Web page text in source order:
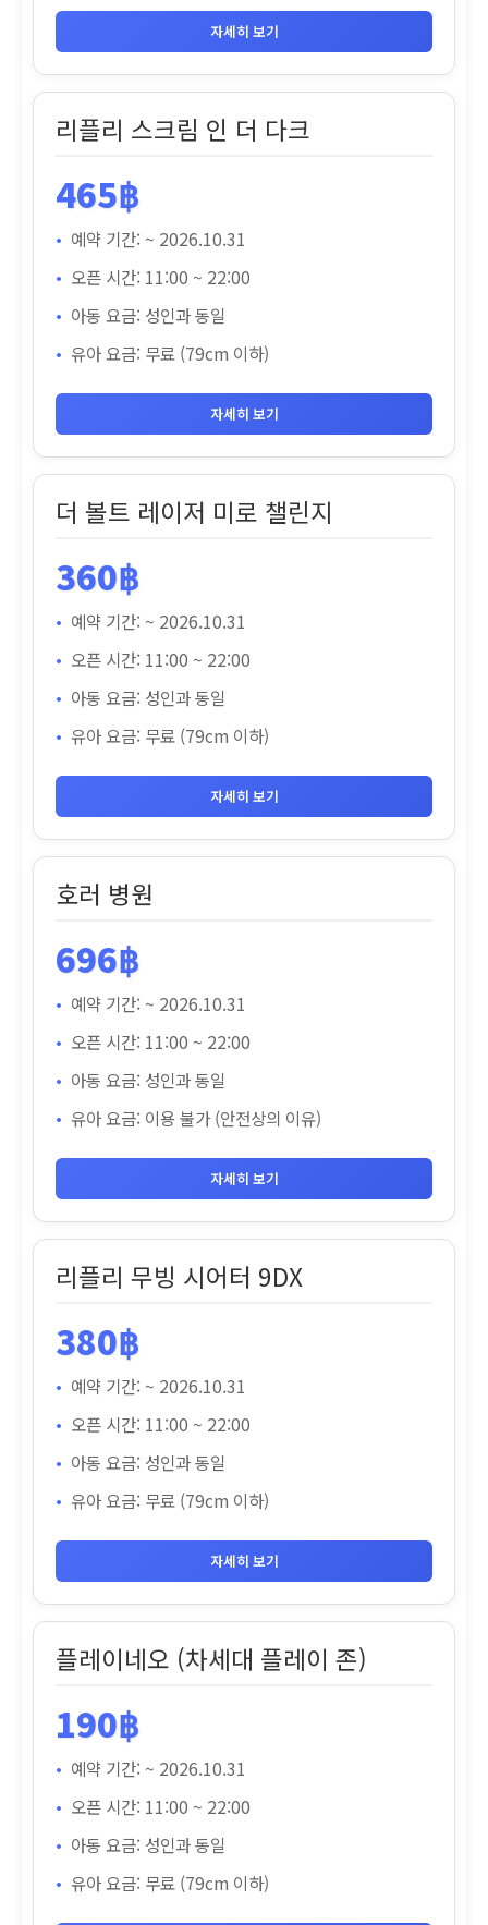
자세히 보기
리플리 스크림 인 더 다크
465฿
예약 기간: ~ 2026.10.31
오픈 시간: 11:00 ~ 22:00
아동 요금: 성인과 동일
유아 요금: 무료 (79cm 이하)
자세히 보기
더 볼트 레이저 미로 챌린지
360฿
예약 기간: ~ 2026.10.31
오픈 시간: 11:00 ~ 22:00
아동 요금: 성인과 동일
유아 요금: 무료 (79cm 이하)
자세히 보기
호러 병원
696฿
예약 기간: ~ 2026.10.31
오픈 시간: 11:00 ~ 22:00
아동 요금: 성인과 동일
유아 요금: 이용 불가 (안전상의 이유)
자세히 보기
리플리 무빙 시어터 9DX
380฿
예약 기간: ~ 2026.10.31
오픈 시간: 11:00 ~ 22:00
아동 요금: 성인과 동일
유아 요금: 무료 (79cm 이하)
자세히 보기
플레이네오 (차세대 플레이 존)
190฿
예약 기간: ~ 2026.10.31
오픈 시간: 11:00 ~ 22:00
아동 요금: 성인과 동일
유아 요금: 무료 (79cm 이하)